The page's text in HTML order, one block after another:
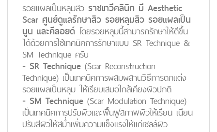
รอยแผลเป็นหลุมสิว ราชเทวีคลินิก มี Aesthetic
Scar ศูนย์ดูแลรักษาสิว รอยหลุมสิว รอยแผลเป็น
นูน และคีลอยด์ โดยรอยหลุมนี้สามารถรักษาให้ดีขึ้น
ได้ด้วยการใช้เทคนิคการรักษาแบบ SR Technique &
SM Technique ครับ
- SR Technique (Scar Reconstruction
Technique) เป็นเทคนิคการผสมผสานวิธีการตกแต่ง
รอยแผลเป็นหลุม ให้เรียบเสมอใกล้เคียงผิวปกติ
- SM Technique (Scar Modulation Technique)
เป็นเทคนิคการปรับผิวและฟื้นฟูสภาพผิวให้เรียน เนียน
ปรับสีผิวให้สม่ำเพิ่มความแข็งแรงให้แก่เซลล์ผิว